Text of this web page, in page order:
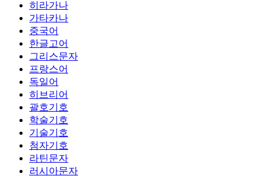
히라가나
가타카나
중국어
한글고어
그리스문자
프랑스어
독일어
히브리어
괄호기호
학술기호
기술기호
첨자기호
라틴문자
러시아문자